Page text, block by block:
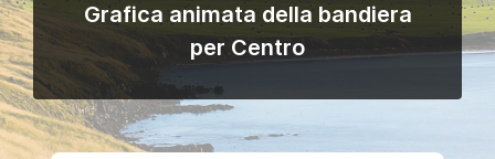
Grafica animata della bandiera
per Centro